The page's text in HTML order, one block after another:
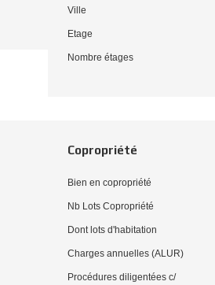
Ville
Etage
Nombre étages
Copropriété
Bien en copropriété
Nb Lots Copropriété
Dont lots d'habitation
Charges annuelles (ALUR)
Procédures diligentées c/